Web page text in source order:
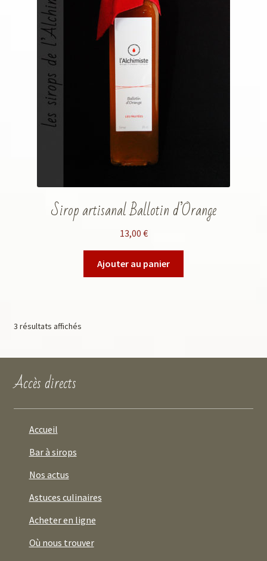
Sirop artisanal Ballotin d’Orange
13,00 €
Ajouter au panier
3 résultats affichés
Accès directs
Accueil
Bar à sirops
Nos actus
Astuces culinaires
Acheter en ligne
Où nous trouver